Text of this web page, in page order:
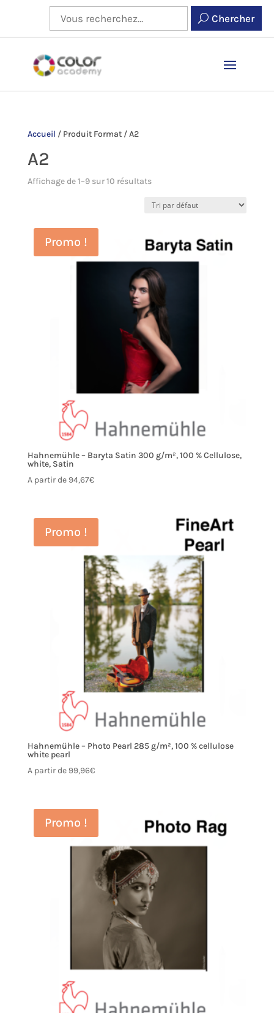
Chercher
Accueil / Produit Format/A2
A2
Affichage de 1–9 sur 10 résultats
Promo !
Hahnemühle – Baryta Satin 300 g/m², 100 % Cellulose,
white, Satin
A partir de 94,67€
Promo !
Hahnemühle – Photo Pearl 285 g/m², 100 % cellulose
white pearl
A partir de 99,96€
Promo !